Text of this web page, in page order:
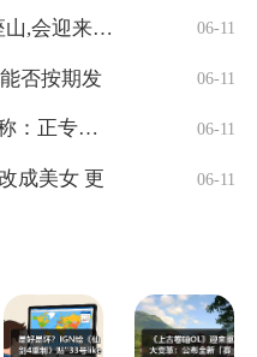
《方舟：生存飞升》翻过这座山,会迎来真正 06-11
否按期发 06-11
先别等《蜘蛛侠3》！失眠组称：正专注打造 06-11
成美女 更 06-11